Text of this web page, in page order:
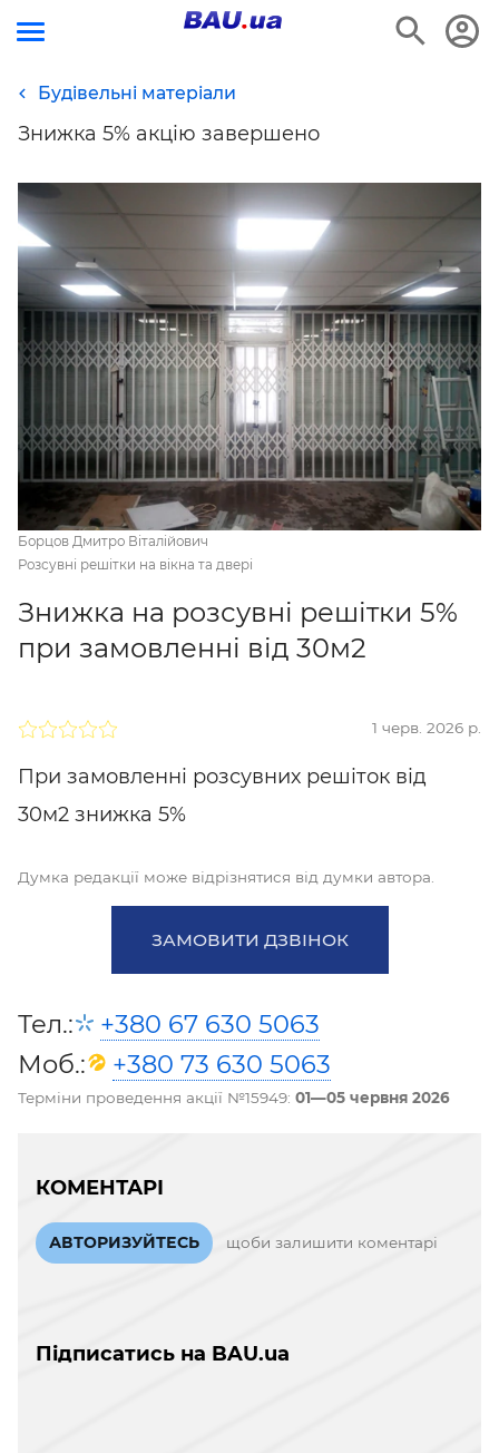
Будівельні матеріали
Знижка 5% акцію завершено
Борцов Дмитро Віталійович
Розсувні решітки на вікна та двері
Знижка на розсувні решітки 5%
при замовленні від 30м2
1 черв. 2026 р.
При замовленні розсувних решіток від
30м2 знижка 5%
Думка редакції може відрізнятися від думки автора.
ЗАМОВИТИ ДЗВІНОК
Тел.:
+380 67 630 5063
Моб.:
+380 73 630 5063
Терміни проведення акції №15949: 01—05 червня 2026
КОМЕНТАРІ
АВТОРИЗУЙТЕСЬ щоби залишити коментарі
Підписатись на BAU.ua